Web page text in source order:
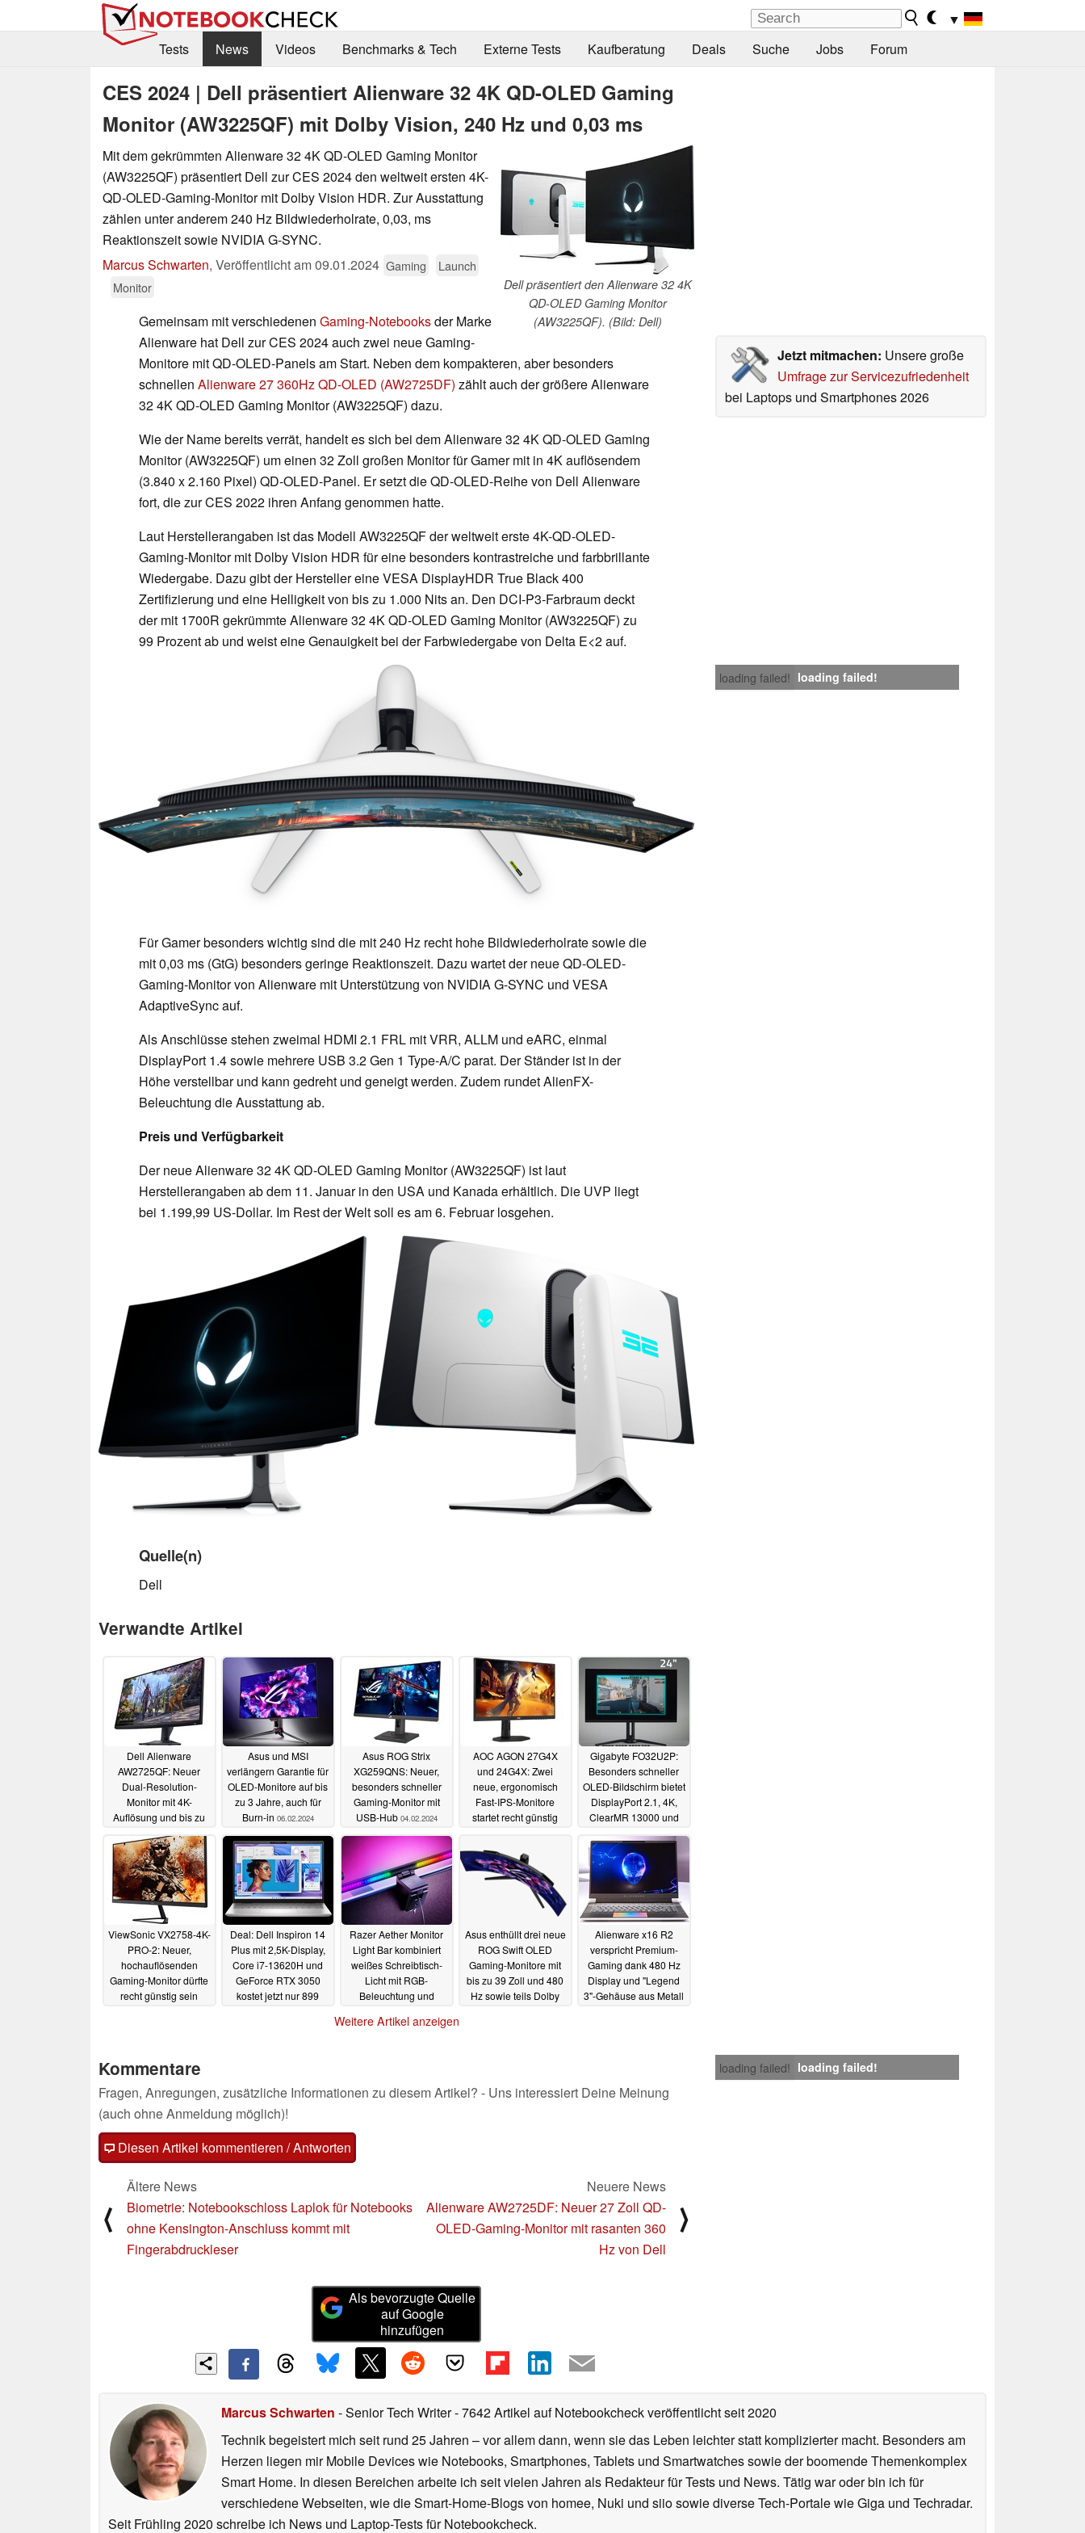
▼
Tests
News Videos Benchmarks & Tech Externe Tests Kaufberatung Deals Suche Jobs Forum
CES 2024 | Dell präsentiert Alienware 32 4K QD-OLED Gaming
Monitor (AW3225QF) mit Dolby Vision, 240 Hz und 0,03 ms
Dell präsentiert den Alienware 32 4K
QD-OLED Gaming Monitor
(AW3225QF). (Bild: Dell)
Mit dem gekrümmten Alienware 32 4K QD-OLED Gaming Monitor
(AW3225QF) präsentiert Dell zur CES 2024 den weltweit ersten 4K-
QD-OLED-Gaming-Monitor mit Dolby Vision HDR. Zur Ausstattung
zählen unter anderem 240 Hz Bildwiederholrate, 0,03, ms
Reaktionszeit sowie NVIDIA G-SYNC.
Marcus Schwarten, Veröffentlicht am09.01.2024 Gaming
Launch
Monitor
Jetzt mitmachen: Unsere große
Umfrage zur Servicezufriedenheit
bei Laptops und Smartphones 2026
Gemeinsam mit verschiedenen Gaming-Notebooksder Marke
Alienware hat Dell zur CES 2024 auch zwei neue Gaming-
Monitore mit QD-OLED-Panels am Start. Neben dem kompakteren, aber besonders
schnellen Alienware 27 360Hz QD-OLED (AW2725DF) zählt auch der größere Alienware
32 4K QD-OLED Gaming Monitor (AW3225QF) dazu.
Wie der Name bereits verrät, handelt es sich bei dem Alienware 32 4K QD-OLED Gaming
Monitor (AW3225QF) um einen 32 Zoll großen Monitor für Gamer mit in 4K auflösendem
(3.840 x 2.160 Pixel) QD-OLED-Panel. Er setzt die QD-OLED-Reihe von Dell Alienware
fort, die zur CES 2022 ihren Anfang genommen hatte.
Laut Herstellerangaben ist das Modell AW3225QF der weltweit erste 4K-QD-OLED-
Gaming-Monitor mit Dolby Vision HDR für eine besonders kontrastreiche und farbbrillante
Wiedergabe. Dazu gibt der Hersteller eine VESA DisplayHDR True Black 400
Zertifizierung und eine Helligkeit von bis zu 1.000 Nits an. Den DCI-P3-Farbraum deckt
der mit 1700R gekrümmte Alienware 32 4K QD-OLED Gaming Monitor (AW3225QF) zu
99 Prozent ab und weist eine Genauigkeit bei der Farbwiedergabe von Delta E<2 auf.
loading failed! loading failed!
Für Gamer besonders wichtig sind die mit 240 Hz recht hohe Bildwiederholrate sowie die
mit 0,03 ms (GtG) besonders geringe Reaktionszeit. Dazu wartet der neue QD-OLED-
Gaming-Monitor von Alienware mit Unterstützung von NVIDIA G-SYNC und VESA
AdaptiveSync auf.
Als Anschlüsse stehen zweimal HDMI 2.1 FRL mit VRR, ALLM und eARC, einmal
DisplayPort 1.4 sowie mehrere USB 3.2 Gen 1 Type-A/C parat. Der Ständer ist in der
Höhe verstellbar und kann gedreht und geneigt werden. Zudem rundet AlienFX-
Beleuchtung die Ausstattung ab.
Preis und Verfügbarkeit
Der neue Alienware 32 4K QD-OLED Gaming Monitor (AW3225QF) ist laut
Herstellerangaben ab dem 11. Januar in den USA und Kanada erhältlich. Die UVP liegt
bei 1.199,99 US-Dollar. Im Rest der Welt soll es am 6. Februar losgehen.
Quelle(n)
Dell
Verwandte Artikel
Dell Alienware
AW2725QF: Neuer
Dual-Resolution-
Monitor mit 4K-
Auflösung und bis zu
erhältlich12.09.2024
Asus und MSI
verlängern Garantie für
OLED-Monitore auf bis
zu 3 Jahre, auch für
Burn-in 06.02.2024
Asus ROG Strix
XG259QNS: Neuer,
besonders schneller
Gaming-Monitor mit
USB-Hub 04.02.2024
AOC AGON 27G4X
und 24G4X: Zwei
neue, ergonomisch
Fast-IPS-Monitore
startet recht günstig
Gigabyte FO32U2P:
Besonders schneller
OLED-Bildschirm bietet
DisplayPort 2.1, 4K,
ClearMR 13000 und
21.01.2024
ViewSonic VX2758-4K-
PRO-2: Neuer,
hochauflösenden
Gaming-Monitor dürfte
recht günstig sein
Deal: Dell Inspiron 14
Plus mit 2,5K-Display,
Core i7-13620H und
GeForce RTX 3050
kostet jetzt nur 899
Razer Aether Monitor
Light Bar kombiniert
weißes Schreibtisch-
Licht mit RGB-
Beleuchtung und
09.01.2024
Asus enthüllt drei neue
ROG Swift OLED
Gaming-Monitore mit
bis zu 39 Zoll und 480
Hz sowie teils Dolby
Alienware x16 R2
verspricht Premium-
Gaming dank 480 Hz
Display und "Legend
3"-Gehäuse aus Metall
Weitere Artikel anzeigen
loading failed! loading failed!
Kommentare
Fragen, Anregungen, zusätzliche Informationen zu diesem Artikel? - Uns interessiert Deine Meinung
(auch ohne Anmeldung möglich)!
Diesen Artikel kommentieren / Antworten
⟨
Ältere News
Biometrie: Notebookschloss Laplok für Notebooks
ohne Kensington-Anschluss kommt mit
Fingerabdruckleser
Neuere News
Alienware AW2725DF: Neuer 27 Zoll QD-
OLED-Gaming-Monitor mit rasanten 360
Hz von Dell
⟩
Als bevorzugte Quelle
auf Google
hinzufügen
Marcus Schwarten - Senior Tech Writer- 7642 Artikel auf Notebookcheck veröffentlichtseit 2020
Technik begeistert mich seit rund 25 Jahren – vor allem dann, wenn sie das Leben leichter statt komplizierter macht. Besonders am
Herzen liegen mir Mobile Devices wie Notebooks, Smartphones, Tablets und Smartwatches sowie der boomende Themenkomplex
Smart Home. In diesen Bereichen arbeite ich seit vielen Jahren als Redakteur für Tests und News. Tätig war oder bin ich für
verschiedene Webseiten, wie die Smart-Home-Blogs von homee, Nuki und siio sowie diverse Tech-Portale wie Giga und Techradar.
Seit Frühling 2020 schreibe ich News und Laptop-Tests für Notebookcheck.